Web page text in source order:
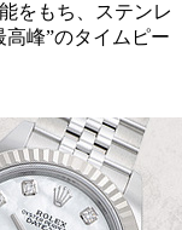
をもち、ステンレ
峰”のタイムピー